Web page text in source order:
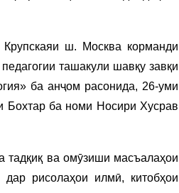
ш. Москва корманди
ташакули шавқу завқи
ба анҷом расонида, 26-уми
Бохтар ба номи Носири Хусрав
ва омӯзиши масъалаҳои
дар рисолаҳои илмӣ, китобҳои